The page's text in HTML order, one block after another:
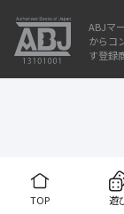
TOP 遊
ABJマ
からコ
す登録